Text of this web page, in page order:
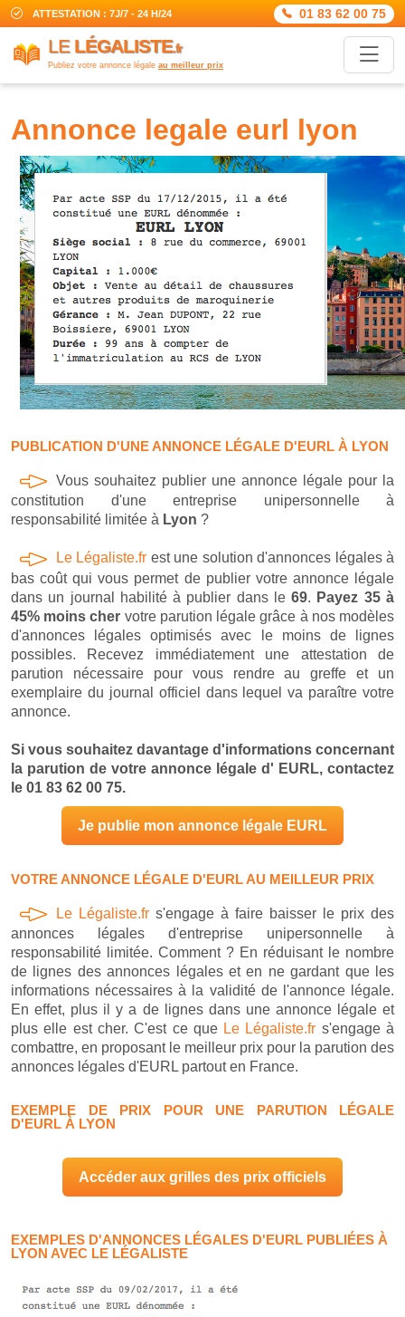
ATTESTATION : 7J/7 - 24 H/24 01 83 62 00 75
LE LÉGALISTE.fr
Publiez votre annonce légale au meilleur prix
annonce legale eurl lyon
PUBLICATION D'UNE ANNONCE LÉGALE D'EURL À LYON
Vous souhaitez publier une annonce légale pour la
constitution d'une entreprise unipersonnelle à
responsabilité limitée à Lyon ?
Le Légaliste.fr est une solution d'annonces légales à
bas coût qui vous permet de publier votre annonce légale
dans un journal habilité à publier dans le69. Payez 35 à
45% moins cher votre parution légale grâce à nos modèles
d'annonces légales optimisés avec le moins de lignes
possibles. Recevez immédiatement une attestation de
parution nécessaire pour vous rendre au greffe et un
exemplaire du journal officiel dans lequel va paraître votre
annonce.
Si vous souhaitez davantage d'informations concernant
la parution de votre annonce légale d' EURL, contactez
le 01 83 62 00 75.
Je publie mon annonce légale EURL
VOTRE ANNONCE LÉGALE D'EURL AU MEILLEUR PRIX
Le Légaliste.fr s'engage à faire baisser le prix des
annonces légales d'entreprise unipersonnelle à
responsabilité limitée. Comment ? En réduisant le nombre
de lignes des annonces légales et en ne gardant que les
informations nécessaires à la validité de l'annonce légale.
En effet, plus il y a de lignes dans une annonce légale et
plus elle est cher. C'est ce queLe Légaliste.fr s'engage à
combattre, en proposant le meilleur prix pour la parution des
annonces légales d'EURL partout en France.
EXEMPLE DE PRIX POUR UNE PARUTION LÉGALE
D'EURL À LYON
Accéder aux grilles des prix officiels
EXEMPLES D'ANNONCES LÉGALES D'EURL PUBLIÉES À
LYON AVEC LE LÉGALISTE